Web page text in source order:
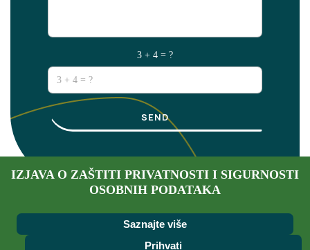
3 + 4 = ?
SEND
IZJAVA O ZAŠTITI PRIVATNOSTI I SIGURNOSTI
OSOBNIH PODATAKA
Saznajte više
Prihvati